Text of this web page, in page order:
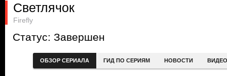
Светлячок
Firefly
Статус: Завершен
ОБЗОР СЕРИАЛА ГИД ПО СЕРИЯМ НОВОСТИ ВИДЕО